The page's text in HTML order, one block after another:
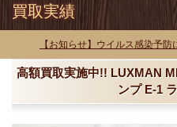
買取実績
【お知らせ】ウイルス感染予
高額買取実施中!! LUXMAN
ンプ E-1